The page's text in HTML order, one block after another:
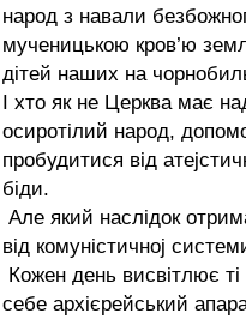
народ з навали
мученицькою кров’ю
дітей наших на
І хто як не Церква має
осиротілий народ,
пробудитися від
біди.
Але який наслідок
від комуністичној
Кожен день висвітлює
себе архієрейський